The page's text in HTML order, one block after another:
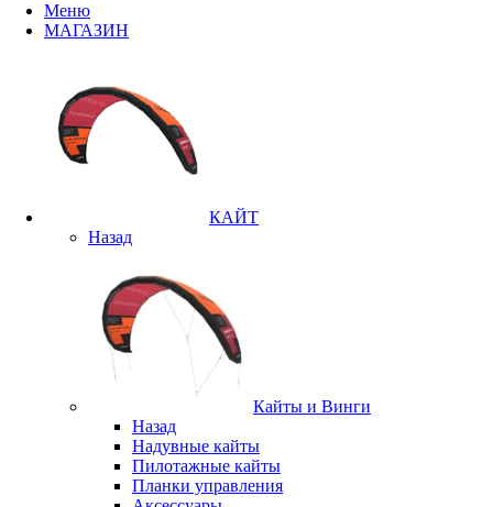
Меню
МАГАЗИН
КАЙТ
Назад
Кайты и Винги
Назад
Надувные кайты
Пилотажные кайты
Планки управления